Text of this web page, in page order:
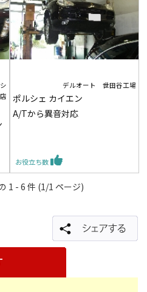
デルオート 世田谷工場
ポルシェ カイエン
A/Tから異音対応
お役立ち数
1 - 6 件 (1/1 ページ)